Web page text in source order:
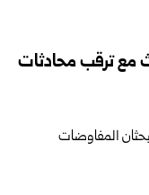
مع ترقب محادثات